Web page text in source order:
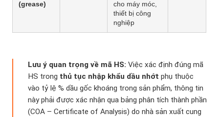
(grease)
cho máy móc,
thiết bị công
nghiệp
Lưu ý quan trọng về mã HS: Việc xác định đúng mã
HS trong thủ tục nhập khẩu dầu nhớt phụ thuộc
vào tỷ lệ % dầu gốc khoáng trong sản phẩm, thông tin
này phải được xác nhận qua bảng phân tích thành phần
(COA – Certificate of Analysis) do nhà sản xuất cung